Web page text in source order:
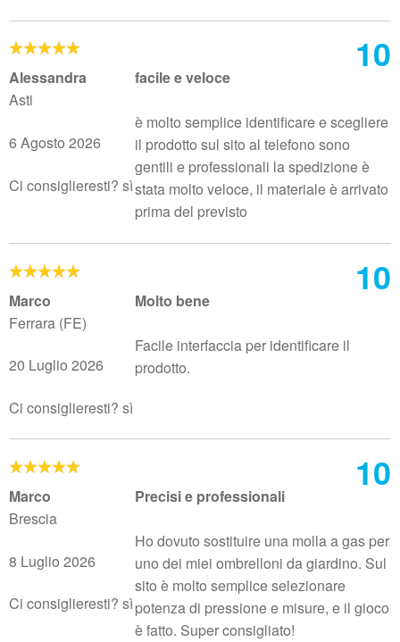
10
Alessandra
Asti
6 Agosto 2026
Ci consiglieresti? sì
facile e veloce
è molto semplice identificare e scegliere
il prodotto sul sito al telefono sono
gentili e professionali la spedizione è
stata molto veloce, il materiale è arrivato
prima del previsto
10
Marco
Ferrara (FE)
20 Luglio 2026
Ci consiglieresti? sì
Molto bene
Facile interfaccia per identificare il
prodotto.
10
Marco
Brescia
8 Luglio 2026
Ci consiglieresti? sì
Precisi e professionali
Ho dovuto sostituire una molla a gas per
uno dei miei ombrelloni da giardino. Sul
sito è molto semplice selezionare
potenza di pressione e misure, e il gioco
è fatto. Super consigliato!